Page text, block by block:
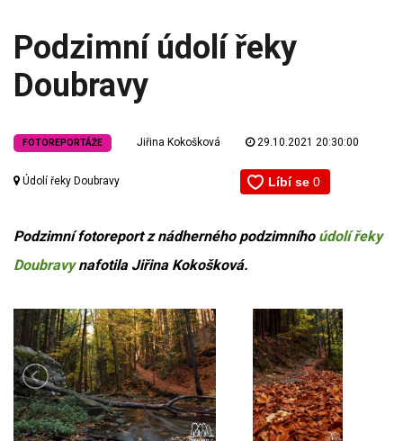
Podzimní údolí řeky
Doubravy
FOTOREPORTÁŽE Jiřina Kokošková 29.10.2021 20:30:00
Údolí řeky Doubravy
Podzimní fotoreport z nádherného podzimníhoúdolí řeky
Doubravynafotila Jiřina Kokošková.